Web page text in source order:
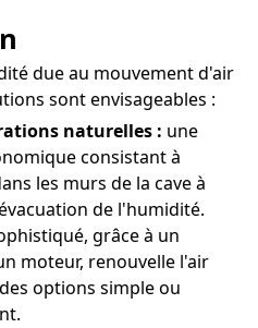
due au mouvement d'air
sont envisageables :
naturelles : une
consistant à
les murs de la cave à
de l'humidité.
grâce à un
moteur, renouvelle l'air
options simple ou